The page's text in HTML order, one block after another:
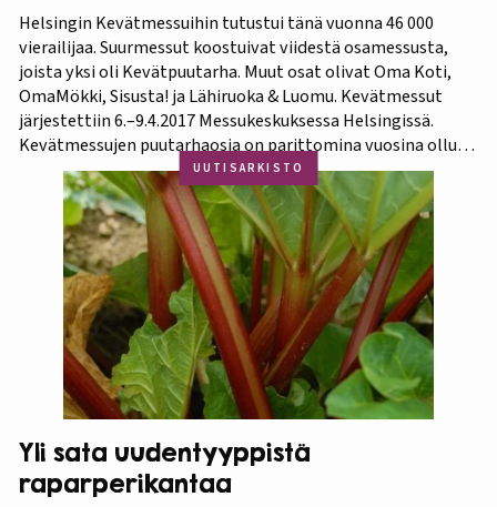
Helsingin Kevätmessuihin tutustui tänä vuonna 46 000
vierailijaa. Suurmessut koostuivat viidestä osamessusta,
joista yksi oli Kevätpuutarha. Muut osat olivat Oma Koti,
OmaMökki, Sisusta! ja Lähiruoka & Luomu. Kevätmessut
järjestettiin 6.–9.4.2017 Messukeskuksessa Helsingissä.
Kevätmessujen puutarhaosia on parittomina vuosina ollut
Kevätpuutarha ja parillisina Oma Piha -messut. Jatkossa
joka kevät puutarhanäyttelyn nimi tulee olemaan
Kevätpuutarha. Kevätpuutarhan kumppanina on
Puutarhaliitto.…
UUTISARKISTO
Yli sata uudentyyppistä
raparperikantaa